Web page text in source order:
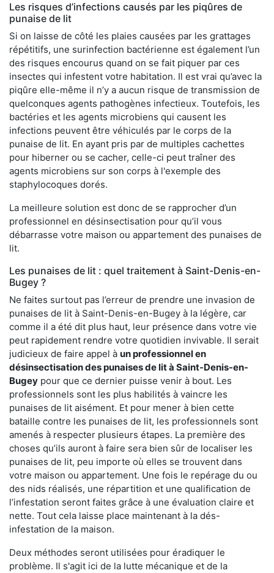
Les risques d’infections causés par les piqûres de
punaise de lit
Si on laisse de côté les plaies causées par les grattages
répétitifs, une surinfection bactérienne est également l’un
des risques encourus quand on se fait piquer par ces
insectes qui infestent votre habitation. Il est vrai qu’avec la
piqûre elle-même il n’y a aucun risque de transmission de
quelconques agents pathogènes infectieux. Toutefois, les
bactéries et les agents microbiens qui causent les
infections peuvent être véhiculés par le corps de la
punaise de lit. En ayant pris par de multiples cachettes
pour hiberner ou se cacher, celle-ci peut traîner des
agents microbiens sur son corps à l'exemple des
staphylocoques dorés.
La meilleure solution est donc de se rapprocher d’un
professionnel en désinsectisation pour qu’il vous
débarrasse votre maison ou appartement des punaises de
lit.
Les punaises de lit : quel traitement à Saint-Denis-en-
Bugey ?
Ne faites surtout pas l’erreur de prendre une invasion de
punaises de lit à Saint-Denis-en-Bugey à la légère, car
comme il a été dit plus haut, leur présence dans votre vie
peut rapidement rendre votre quotidien invivable. Il serait
judicieux de faire appel à un professionnel en
désinsectisation des punaises de lit à Saint-Denis-en-
Bugey pour que ce dernier puisse venir à bout. Les
professionnels sont les plus habilités à vaincre les
punaises de lit aisément. Et pour mener à bien cette
bataille contre les punaises de lit, les professionnels sont
amenés à respecter plusieurs étapes. La première des
choses qu’ils auront à faire sera bien sûr de localiser les
punaises de lit, peu importe où elles se trouvent dans
votre maison ou appartement. Une fois le repérage du ou
des nids réalisés, une répartition et une qualification de
l’infestation seront faites grâce à une évaluation claire et
nette. Tout cela laisse place maintenant à la dés-
infestation de la maison.
Deux méthodes seront utilisées pour éradiquer le
problème. Il s'agit ici de la lutte mécanique et de la